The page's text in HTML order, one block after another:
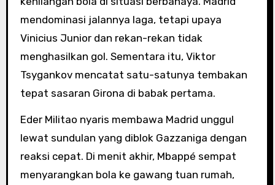
mendominasi jalannya laga, tetapi upaya
Vinicius Junior dan rekan-rekan tidak
menghasilkan gol. Sementara itu, Viktor
Tsygankov mencatat satu-satunya tembakan
tepat sasaran Girona di babak pertama.
Eder Militao nyaris membawa Madrid unggul
lewat sundulan yang diblok Gazzaniga dengan
reaksi cepat. Di menit akhir, Mbappé sempat
menyarangkan bola ke gawang tuan rumah,